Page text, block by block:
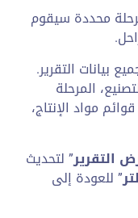
محددة سيقوم
بيانات التقرير.
المرحلة
مواد الإنتاج،
التقرير” لتحديث
” للعودة إلى